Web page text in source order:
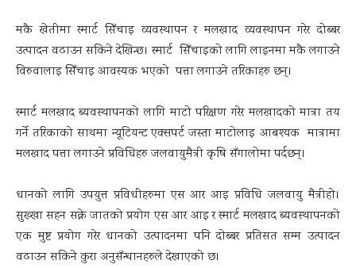
मकै खेतीमा स्मार्ट सिँचाइ व्यवस्थापन र मलखाद व्यवस्थापन गरेर दोब्बर
उत्पादन वढाउन सकिने देखिन्छ। स्मार्ट सिँचाइको लागि लाइनमा मकै लगाउने
विरुवालाइ सिँचाइ आवस्यक भएको पत्ता लगाउने तरिकाहरु छन्।
स्मार्ट मलखाद ब्यवस्थापनको लागि माटो परिक्षण गरेर मलखादको मात्रा तय
गर्ने तरिकाको साथमा न्यूटियन्ट एक्सपर्ट जस्ता माटोलाइ आबश्यक मात्रामा
मलखाद पत्ता लगाउने प्रविधिहरु जलवायुमैत्री कृषि सँगालोमा पर्दछन्।
धानको लागि उपयुत्त प्रविधीहरुमा एस आर आइ प्रविधि जलवायु मैत्रीहो।
सुख्खा सहन सक्ने जातको प्रयोग एस आर आइ र स्मार्ट मलखाद ब्यवस्थापनको
एक मुष्ट प्रयोग गरेर धानको उत्पादनमा पनि दोब्बर प्रतिसत सम्म उत्पादन
वढाउन सकिने कुरा अनुसँन्धानहरुले देखाएको छ।